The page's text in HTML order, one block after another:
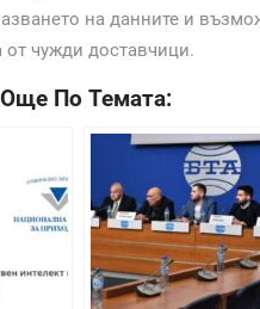
на данните и
от чужди доставчици.
Още По Темата: